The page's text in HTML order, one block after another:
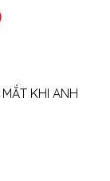
KHI ANH